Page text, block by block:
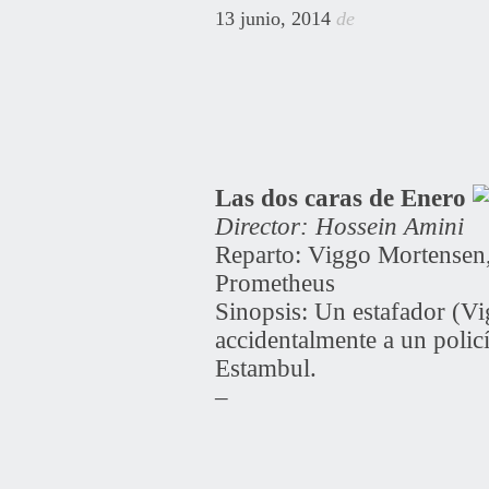
13 junio, 2014 de
Las dos caras de Enero
Director: Hossein Amini
Reparto: Viggo
Prometheus
Sinopsis: Un estafador
accidentalmente a un
Estambul.
–